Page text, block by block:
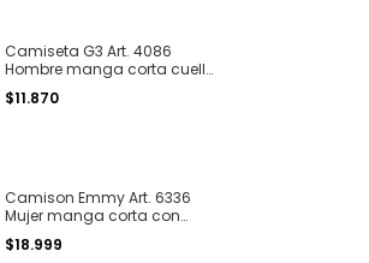
Camiseta G3 Art. 4086
Hombre manga corta cuello
redondo algodon liso T. S al
XL
$11.870
Camison Emmy Art. 6336
Mujer manga corta con
cartera algodón
estampado "flores" T. 48 al
$18.999